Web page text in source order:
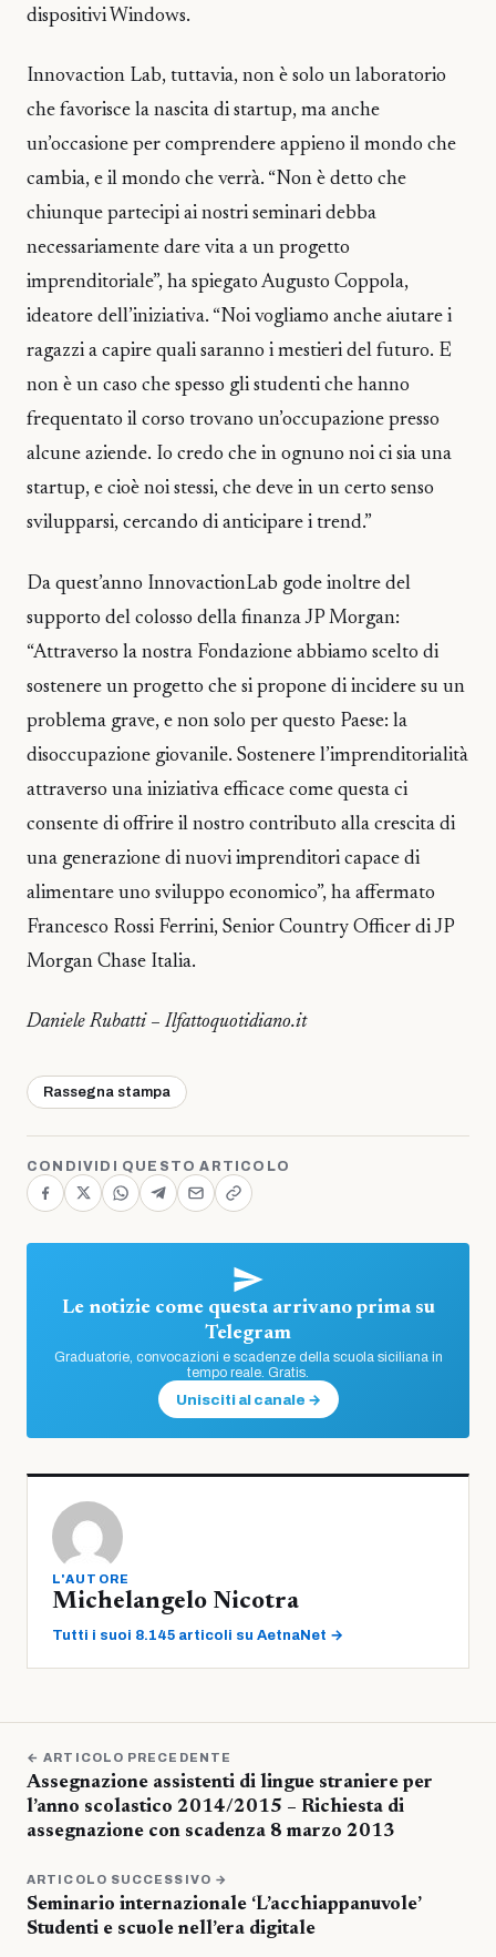
dispositivi Windows.
Innovaction Lab, tuttavia, non è solo un laboratorio
che favorisce la nascita di startup, ma anche
un’occasione per comprendere appieno il mondo che
cambia, e il mondo che verrà. “Non è detto che
chiunque partecipi ai nostri seminari debba
necessariamente dare vita a un progetto
imprenditoriale”, ha spiegato Augusto Coppola,
ideatore dell’iniziativa. “Noi vogliamo anche aiutare i
ragazzi a capire quali saranno i mestieri del futuro. E
non è un caso che spesso gli studenti che hanno
frequentato il corso trovano un’occupazione presso
alcune aziende. Io credo che in ognuno noi ci sia una
startup, e cioè noi stessi, che deve in un certo senso
svilupparsi, cercando di anticipare i trend.”
Da quest’anno InnovactionLab gode inoltre del
supporto del colosso della finanza JP Morgan:
“Attraverso la nostra Fondazione abbiamo scelto di
sostenere un progetto che si propone di incidere su un
problema grave, e non solo per questo Paese: la
disoccupazione giovanile. Sostenere l’imprenditorialità
attraverso una iniziativa efficace come questa ci
consente di offrire il nostro contributo alla crescita di
una generazione di nuovi imprenditori capace di
alimentare uno sviluppo economico”, ha affermato
Francesco Rossi Ferrini, Senior Country Officer di JP
Morgan Chase Italia.
Daniele Rubatti – Ilfattoquotidiano.it
Rassegna stampa
CONDIVIDI QUESTO ARTICOLO
Le notizie come questa arrivano prima su
Telegram
Graduatorie, convocazioni e scadenze della scuola siciliana in
tempo reale. Gratis.
Unisciti al canale →
L'AUTORE
Michelangelo Nicotra
Tutti i suoi 8.145 articoli su AetnaNet →
← ARTICOLO PRECEDENTE
Assegnazione assistenti di lingue straniere per
l’anno scolastico 2014/2015 – Richiesta di
assegnazione con scadenza 8 marzo 2013
ARTICOLO SUCCESSIVO →
Seminario internazionale ‘L’acchiappanuvole’
Studenti e scuole nell’era digitale